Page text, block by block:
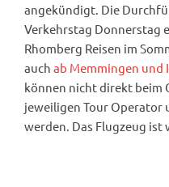
angekündigt. Die
Verkehrstag Donnerstag
Rhomberg Reisen im
auch ab Memmingen und
können nicht direkt beim
jeweiligen Tour Operator
werden. Das Flugzeug